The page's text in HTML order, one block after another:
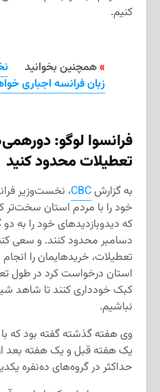
کنیم.
»همچنین بخوانید
زبان فرانسه اجباری
فرانسوا لوگو:
تعطیلات محدود کنید
به گزارشCBC، نخست‌وزیر
خود را با مردم استان سخت‌تر
دسامبر محدود کنند. و سعی
تعطیلات، خریدهایمان را
استان درخواست کرد در طول
كبک خودداری كنند تا شاهد
نباشیم.
وی هفته گذشته گفته بود که
یک هفته قبل و یک هفته بعد
حداکثر در گروه‌های ده‌نفره